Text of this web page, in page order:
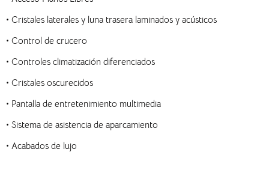
• Cristales laterales y luna trasera laminados y acústicos
• Control de crucero
• Controles climatización diferenciados
• Cristales oscurecidos
• Pantalla de entretenimiento multimedia
• Sistema de asistencia de aparcamiento
• Acabados de lujo